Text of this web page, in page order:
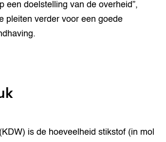
een doelstelling van de overheid”,
pleiten verder voor een goede
is de hoeveelheid stikstof (in mol